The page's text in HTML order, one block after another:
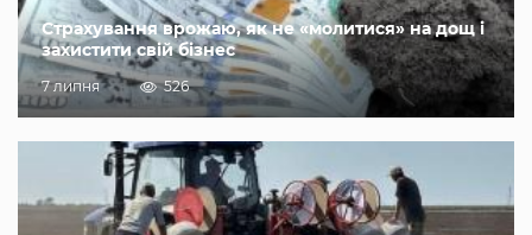
Страхування врожаю, як не «молитися» на дощ і
захистити свій бізнес
7 липня 526